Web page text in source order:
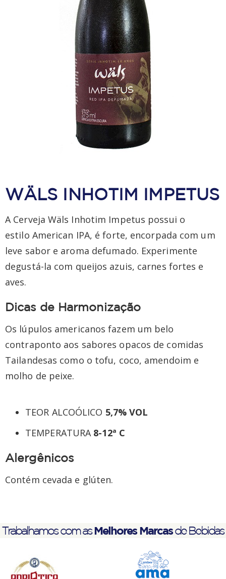
WÄLS INHOTIM IMPETUS
A Cerveja Wäls Inhotim Impetus possui o
estilo American IPA, é forte, encorpada com um
leve sabor e aroma defumado. Experimente
degustá-la com queijos azuis, carnes fortes e
aves.
Dicas de Harmonização
Os lúpulos americanos fazem um belo
contraponto aos sabores opacos de comidas
Tailandesas como o tofu, coco, amendoim e
molho de peixe.
TEOR ALCOÓLICO 5,7% VOL
TEMPERATURA 8-12ª C
Alergênicos
Contém cevada e glúten.
Trabalhamos com asMelhores Marcasde Bebidas